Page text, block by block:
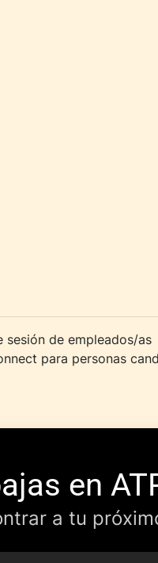
sesión de empleados/as
para personas
en
a tu